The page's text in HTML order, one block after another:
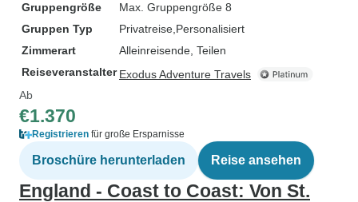
Gruppengröße
Max. Gruppengröße 8
Gruppen Typ
Privatreise Personalisiert
Zimmerart
Alleinreisende, Teilen
Reiseveranstalter Exodus Adventure Travels
Ab
€1.370
Registrieren für große Ersparnisse
Broschüre herunterladen Reise ansehen
England - Coast to Coast: Von St.